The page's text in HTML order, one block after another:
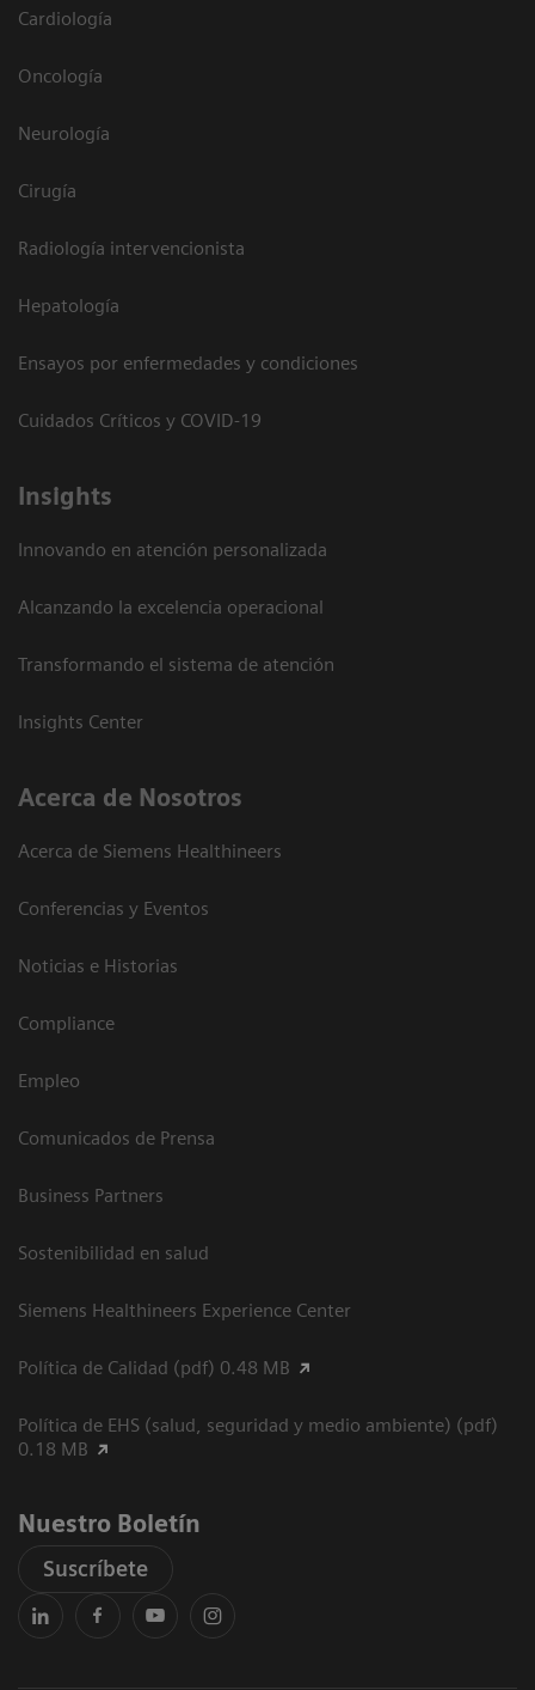
Cardiología
Oncología
Neurología
Cirugía
Radiología intervencionista
Hepatología
Ensayos por enfermedades y condiciones
Cuidados Críticos y COVID-19
Insights
Innovando en atención personalizada
Alcanzando la excelencia operacional
Transformando el sistema de atención
Insights Center
Acerca de Nosotros
Acerca de Siemens Healthineers
Conferencias y Eventos
Noticias e Historias
Compliance
Empleo
Comunicados de Prensa
Business Partners
Sostenibilidad en salud
Siemens Healthineers Experience Center
Política de Calidad (pdf) 0.48 MB
Política de EHS (salud, seguridad y medio ambiente) (pdf)
0.18 MB
Nuestro Boletín
Suscríbete